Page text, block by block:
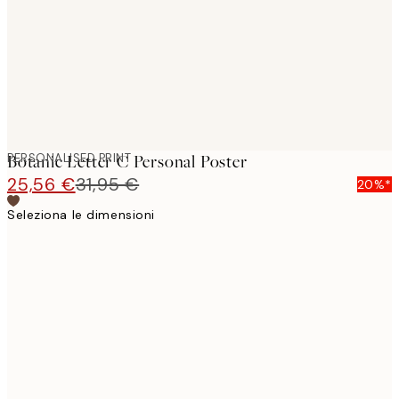
PERSONALISED PRINT
Botanic Letter C Personal Poster
25,56 €31,95 €
20%*
Seleziona le dimensioni